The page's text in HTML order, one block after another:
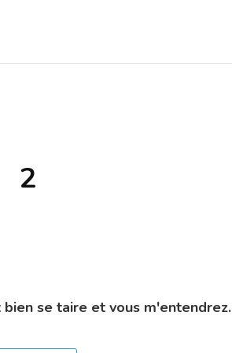
2
se taire et vous m'entendrez.